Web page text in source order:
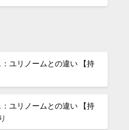
：ユリノームとの違い 【持
：ユリノームとの違い 【持